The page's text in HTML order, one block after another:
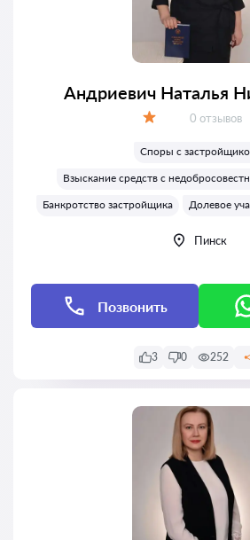
Андриевич Наталья
Отзывов:
0 отзывов
Споры с
Взыскание средств с
Банкротство застройщика
Долевое
Пинск
Позвонить
3 0 252